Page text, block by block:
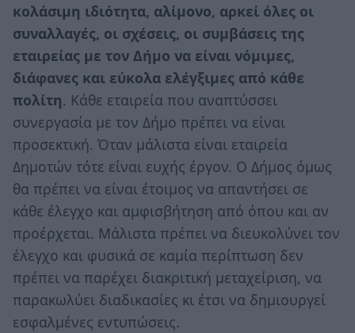
κολάσιμη ιδιότητα, αλίμονο, αρκεί όλες οι
συναλλαγές, οι σχέσεις, οι συμβάσεις της
εταιρείας με τον Δήμο να είναι νόμιμες,
διάφανες και εύκολα ελέγξιμες από κάθε
πολίτη. Κάθε εταιρεία που αναπτύσσει
συνεργασία με τον Δήμο πρέπει να είναι
προσεκτική. Όταν μάλιστα είναι εταιρεία
Δημοτών τότε είναι ευχής έργον. Ο Δήμος όμως
θα πρέπει να είναι έτοιμος να απαντήσει σε
κάθε έλεγχο και αμφισβήτηση από όπου και αν
προέρχεται. Μάλιστα πρέπει να διευκολύνει τον
έλεγχο και φυσικά σε καμία περίπτωση δεν
πρέπει να παρέχει διακριτική μεταχείριση, να
παρακωλύει διαδικασίες κι έτσι να δημιουργεί
εσφαλμένες εντυπώσεις.